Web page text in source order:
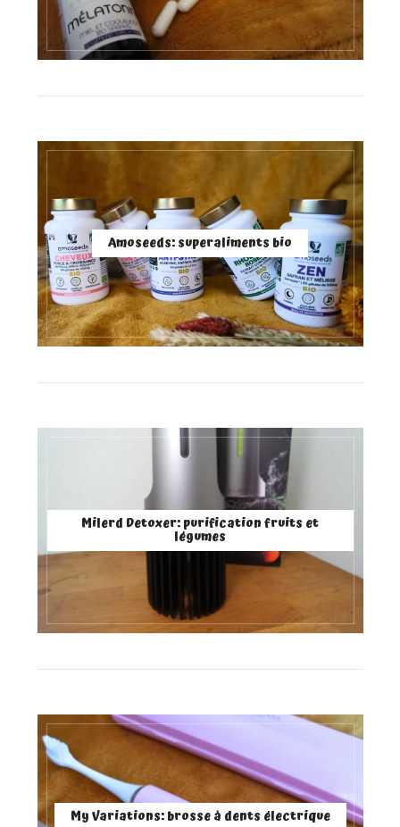
Amoseeds: superaliments bio
Milerd Detoxer: purification fruits et
légumes
My Variations: brosse à dents électrique